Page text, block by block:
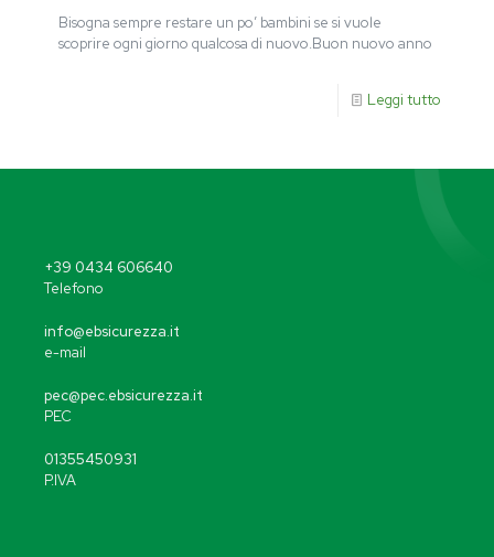
Bisogna sempre restare un po’ bambini se si vuole
scoprire ogni giorno qualcosa di nuovo.Buon nuovo anno
Leggi tutto
+39 0434 606640
Telefono
info@ebsicurezza.it
e-mail
pec@pec.ebsicurezza.it
PEC
01355450931
P.IVA